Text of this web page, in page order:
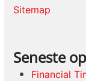
Sitemap
Seneste
Financial